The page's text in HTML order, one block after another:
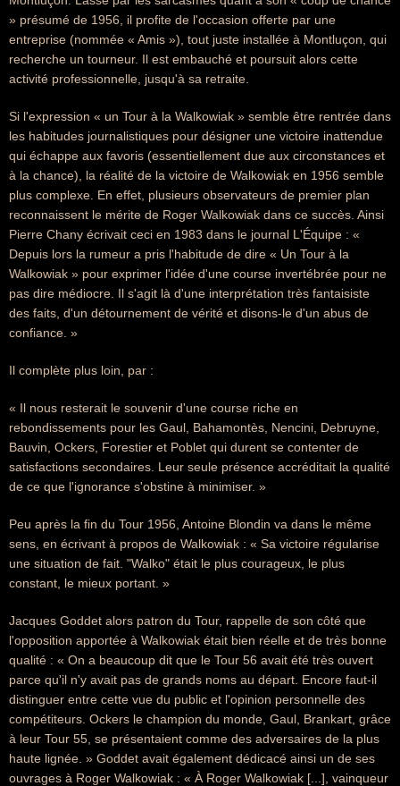
» présumé de 1956, il profite de l'occasion offerte par une
entreprise (nommée « Amis »), tout juste installée à Montluçon, qui
recherche un tourneur. Il est embauché et poursuit alors cette
activité professionnelle, jusqu'à sa retraite.
Si l'expression « un Tour à la Walkowiak » semble être rentrée dans
les habitudes journalistiques pour désigner une victoire inattendue
qui échappe aux favoris (essentiellement due aux circonstances et
à la chance), la réalité de la victoire de Walkowiak en 1956 semble
plus complexe. En effet, plusieurs observateurs de premier plan
reconnaissent le mérite de Roger Walkowiak dans ce succès. Ainsi
Pierre Chany écrivait ceci en 1983 dans le journal L'Équipe : «
Depuis lors la rumeur a pris l'habitude de dire « Un Tour à la
Walkowiak » pour exprimer l'idée d'une course invertébrée pour ne
pas dire médiocre. Il s'agit là d'une interprétation très fantaisiste
des faits, d'un détournement de vérité et disons-le d'un abus de
confiance. »
Il complète plus loin, par :
« Il nous resterait le souvenir d'une course riche en
rebondissements pour les Gaul, Bahamontès, Nencini, Debruyne,
Bauvin, Ockers, Forestier et Poblet qui durent se contenter de
satisfactions secondaires. Leur seule présence accréditait la qualité
de ce que l'ignorance s'obstine à minimiser. »
Peu après la fin du Tour 1956, Antoine Blondin va dans le même
sens, en écrivant à propos de Walkowiak : « Sa victoire régularise
une situation de fait. "Walko" était le plus courageux, le plus
constant, le mieux portant. »
Jacques Goddet alors patron du Tour, rappelle de son côté que
l'opposition apportée à Walkowiak était bien réelle et de très bonne
qualité : « On a beaucoup dit que le Tour 56 avait été très ouvert
parce qu'il n'y avait pas de grands noms au départ. Encore faut-il
distinguer entre cette vue du public et l'opinion personnelle des
compétiteurs. Ockers le champion du monde, Gaul, Brankart, grâce
à leur Tour 55, se présentaient comme des adversaires de la plus
haute lignée. » Goddet avait également dédicacé ainsi un de ses
ouvrages à Roger Walkowiak : « À Roger Walkowiak [...], vainqueur